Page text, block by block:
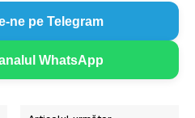
ne pe Telegram
WhatsApp